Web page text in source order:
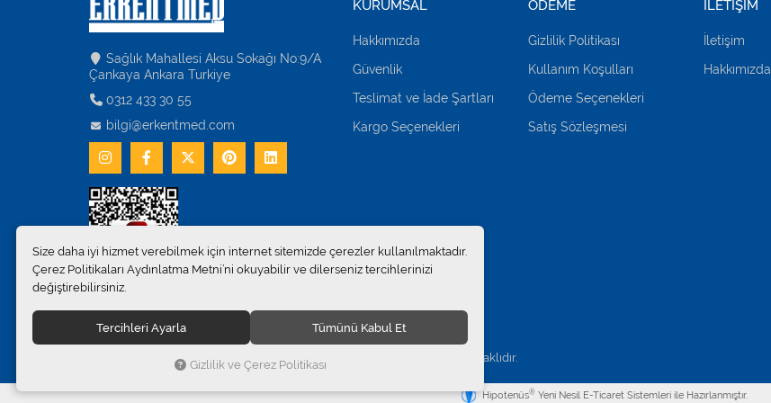
Sağlık Mahallesi Aksu Sokağı No:9/A
Çankaya Ankara Turkiye
0312 433 30 55
bilgi@erkentmed.com
KURUMSAL
Hakkımızda
Güvenlik
Teslimat ve İade Şartları
Kargo Seçenekleri
ÖDEME
Gizlilik Politikası
Kullanım Koşulları
Ödeme Seçenekleri
Satış Sözleşmesi
İLETİŞİM
İletişim
Hakkımızda
Erkent Sağlık Ürünleri Pazarlama San.ve Tic. Ltd.Şti. . Tüm hakları saklıdır.
Hipotenüs® Yeni Nesil E-Ticaret Sistemleri ile Hazırlanmıştır.
Size daha iyi hizmet verebilmek için internet sitemizde çerezler kullanılmaktadır.
Çerez Politikaları Aydınlatma Metni’ni okuyabilir ve dilerseniz tercihlerinizi
değiştirebilirsiniz.
Tercihleri Ayarla Tümünü Kabul Et
Gizlilik ve Çerez Politikası